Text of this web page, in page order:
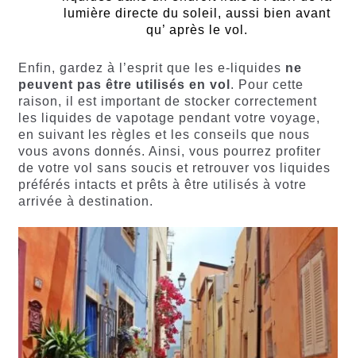
lumière directe du soleil, aussi bien avant
qu’ après le vol.
Enfin, gardez à l’esprit que les e-liquides ne
peuvent pas être utilisés en vol . Pour cette
raison, il est important de stocker correctement
les liquides de vapotage pendant votre voyage,
en suivant les règles et les conseils que nous
vous avons donnés. Ainsi, vous pourrez profiter
de votre vol sans soucis et retrouver vos liquides
préférés intacts et prêts à être utilisés à votre
arrivée à destination.